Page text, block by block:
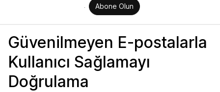
Abone Olun
Güvenilmeyen E-postalarla
Kullanıcı Sağlamayı
Doğrulama